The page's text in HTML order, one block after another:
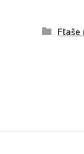
Fľaše